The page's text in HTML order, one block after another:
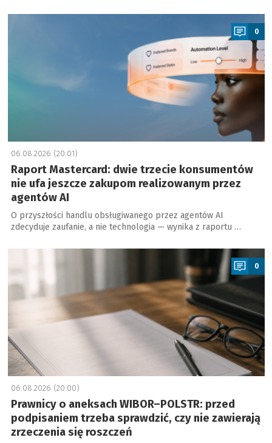
a
0
06.08.2026 (20:01)
Raport Mastercard: dwie trzecie konsumentów
nie ufa jeszcze zakupom realizowanym przez
agentów AI
O przyszłości handlu obsługiwanego przez agentów AI
zdecyduje zaufanie, a nie technologia — wynika z raportu …
a
0
06.08.2026 (20:00)
Prawnicy o aneksach WIBOR–POLSTR: przed
podpisaniem trzeba sprawdzić, czy nie zawierają
zrzeczenia się roszczeń